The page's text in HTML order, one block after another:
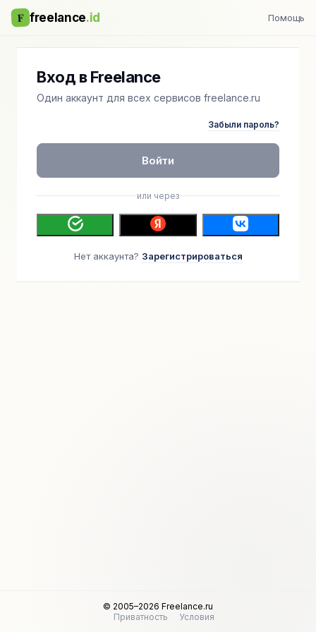
F freelance.id Помощь
Вход в Freelance
Один аккаунт для всех сервисов freelance.ru
Забыли пароль?
Войти
или через
Нет аккаунта? Зарегистрироваться
© 2005–2026 Freelance.ru
Приватность
Условия